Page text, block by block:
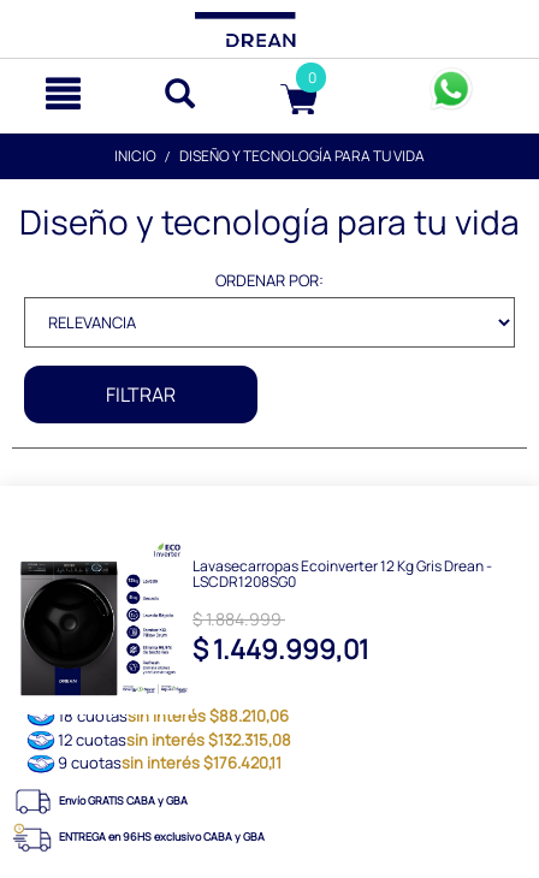
0
INICIO DISEÑO Y TECNOLOGÍA PARA TU VIDA
Diseño y tecnología para tu vida
ORDENAR POR:
FILTRAR
Lavasecarropas Ecoinverter 12 Kg Gris Drean -
LSCDR1208SG0
$ 1.884.999
$ 1.449.999,01
18 cuotassin interés $88.210,06
12 cuotassin interés $132.315,08
9 cuotassin interés $176.420,11
Envío GRATIS CABA y GBA
ENTREGA en 96HS exclusivo CABA y GBA